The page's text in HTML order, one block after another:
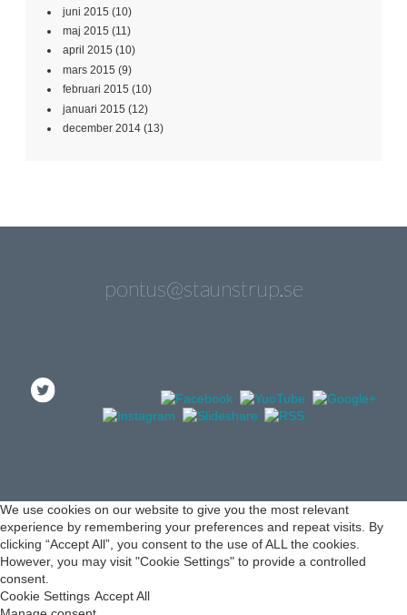
juni 2015 (10)
maj 2015 (11)
april 2015 (10)
mars 2015 (9)
februari 2015 (10)
januari 2015 (12)
december 2014 (13)
pontus@staunstrup.se
consent.
Cookie Settings Accept All
Manage consent
Stäng